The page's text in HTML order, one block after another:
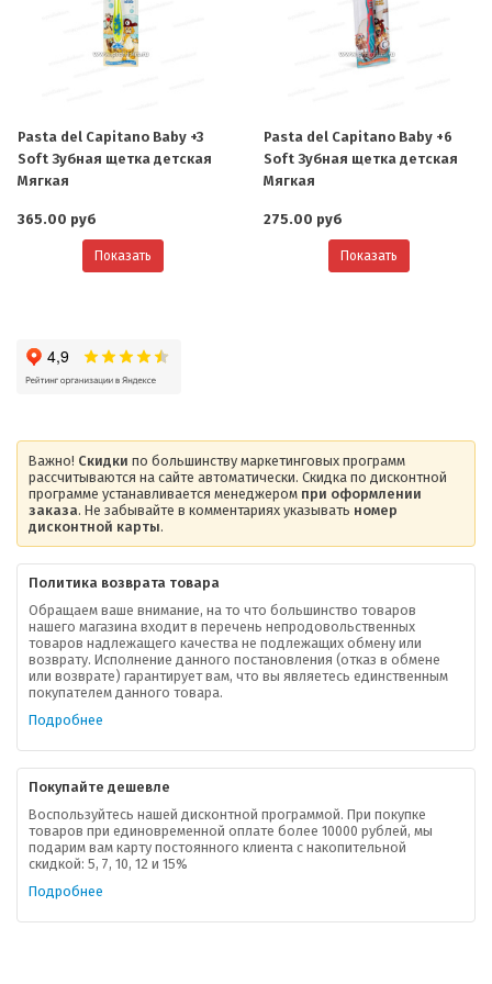
Pasta del Capitano Baby +3
Soft Зубная щетка детская
Мягкая
365.00 руб
Показать
Pasta del Capitano Baby +6
Soft Зубная щетка детская
Мягкая
275.00 руб
Показать
Важно! Скидки по большинству маркетинговых программ
рассчитываются на сайте автоматически. Скидка по дисконтной
программе устанавливается менеджером при оформлении
заказа. Не забывайте в комментариях указывать номер
дисконтной карты.
Политика возврата товара
Обращаем ваше внимание, на то что большинство товаров
нашего магазина входит в перечень непродовольственных
товаров надлежащего качества не подлежащих обмену или
возврату. Исполнение данного постановления (отказ в обмене
или возврате) гарантирует вам, что вы являетесь единственным
покупателем данного товара.
Подробнее
Покупайте дешевле
Воспользуйтесь нашей дисконтной программой. При покупке
товаров при единовременной оплате более 10000 рублей, мы
подарим вам карту постоянного клиента с накопительной
скидкой: 5, 7, 10, 12 и 15%
Подробнее
О компании
Ваша скидка
Контактная информация
В помощь покупателю
Форма обратной связи